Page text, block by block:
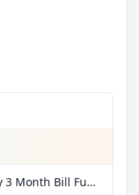
Mehr Daten zu F/m US Treasury 3 Month Bill Fund - ETF Class Shares bei extraETF